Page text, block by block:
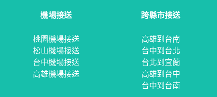
機場接送
桃園機場接送
松山機場接送
台中機場接送
高雄機場接送
跨縣市接送
高雄到台南
台中到台北
台北到宜蘭
高雄到台中
台中到台南